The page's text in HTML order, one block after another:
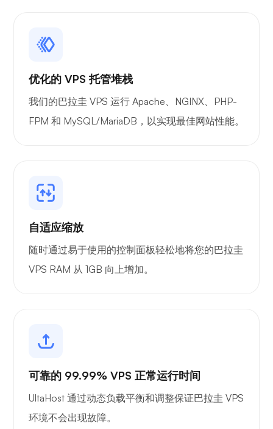
想知道
格拉法纳
优化的 VPS 托管堆栈
我们的巴拉圭 VPS 运行 Apache、NGINX、PHP-
FPM 和 MySQL/MariaDB，以实现最佳网站性能。
自适应缩放
随时通过易于使用的控制面板轻松地将您的巴拉圭
VPS RAM 从 1GB 向上增加。
可靠的 99.99% VPS 正常运行时间
UltaHost 通过动态负载平衡和调整保证巴拉圭 VPS
环境不会出现故障。